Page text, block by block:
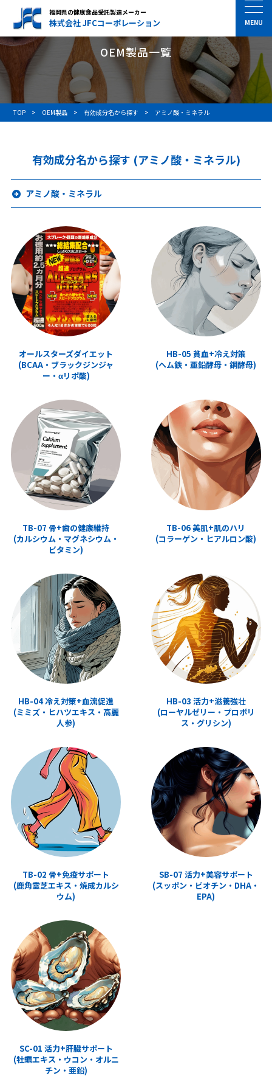
福岡県の健康食品受託製造メーカー
株式会社 JFCコーポレーション
OEM製品一覧
TOP OEM製品 有効成分名から探す アミノ酸・ミネラル
有効成分名から探す (アミノ酸・ミネラル)
アミノ酸・ミネラル
オールスターズダイエット
(BCAA・ブラックジンジャ
ー・αリポ酸)
HB-05 貧血+冷え対策
(ヘム鉄・亜鉛酵母・銅酵母)
TB-07 骨+歯の健康維持
(カルシウム・マグネシウム・
ビタミン)
TB-06 美肌+肌のハリ
(コラーゲン・ヒアルロン酸)
HB-04 冷え対策+血流促進
(ミミズ・ヒハツエキス・高麗
人参)
HB-03 活力+滋養強壮
(ローヤルゼリー・プロポリ
ス・グリシン)
TB-02 骨+免疫サポート
(鹿角霊芝エキス・焼成カルシ
ウム)
SB-07 活力+美容サポート
(スッポン・ビオチン・DHA・
EPA)
SC-01 活力+肝臓サポート
(牡蠣エキス・ウコン・オルニ
チン・亜鉛)